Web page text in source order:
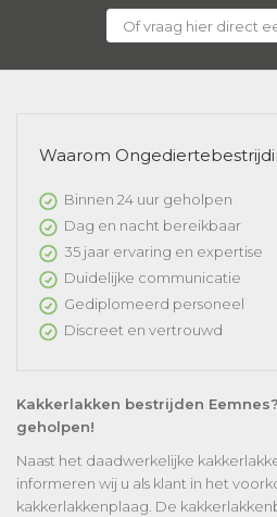
Of vraag hier direct
Waarom
Binnen 24 uur geholpen
Dag en nacht bereikbaar
35 jaar ervaring en expertise
Duidelijke communicatie
Gediplomeerd personeel
Discreet en vertrouwd
Kakkerlakken bestrijden
geholpen!
Naast het daadwerkelijke
informeren wij u als klant in het
kakkerlakkenplaag. De